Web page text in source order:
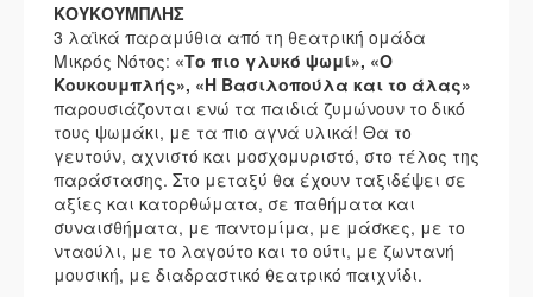
ΚΟΥΚΟΥΜΠΛΗΣ
3 λαϊκά παραμύθια από τη θεατρική ομάδα
Μικρός Νότος: «Το πιο γλυκό ψωμί», «Ο
Κουκουμπλής», «Η Βασιλοπούλα και το άλας»
παρουσιάζονται ενώ τα παιδιά ζυμώνουν το δικό
τους ψωμάκι, με τα πιο αγνά υλικά! Θα το
γευτούν, αχνιστό και μοσχομυριστό, στο τέλος της
παράστασης. Στο μεταξύ θα έχουν ταξιδέψει σε
αξίες και κατορθώματα, σε παθήματα και
συναισθήματα, με παντομίμα, με μάσκες, με το
νταούλι, με το λαγούτο και το ούτι, με ζωντανή
μουσική, με διαδραστικό θεατρικό παιχνίδι.